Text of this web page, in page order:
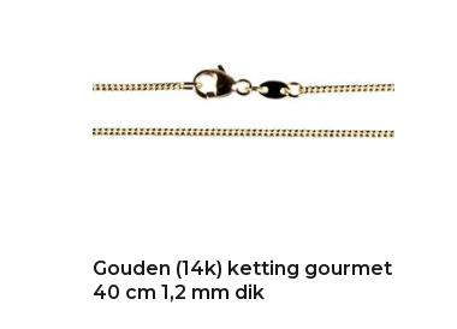
Gouden (14k) ketting gourmet
40 cm 1,2 mm dik